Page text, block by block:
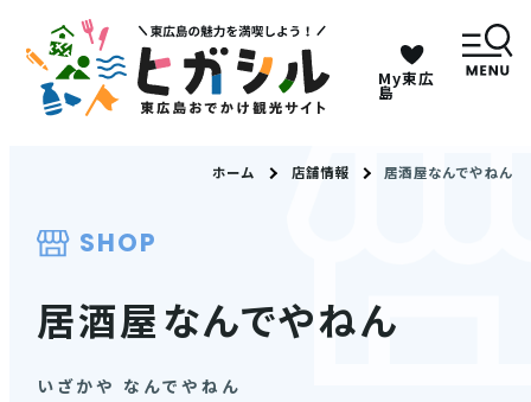
My東広
島
ホーム 店舗情報 居酒屋なんでやねん
SHOP
居酒屋なんでやねん
いざかや なんでやねん
キーワードは2つまで、30文字以内で検索してくだ
さい。
メニュー